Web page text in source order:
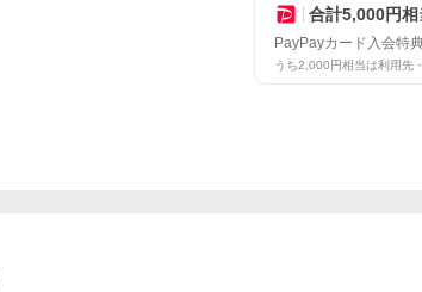
合計5,000円相
PayPayカード入会特
うち2,000円相当は利用先